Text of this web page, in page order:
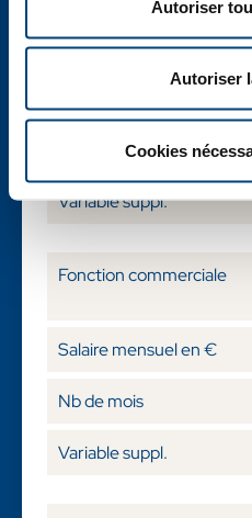
Autoriser
Autoriser
Cookies